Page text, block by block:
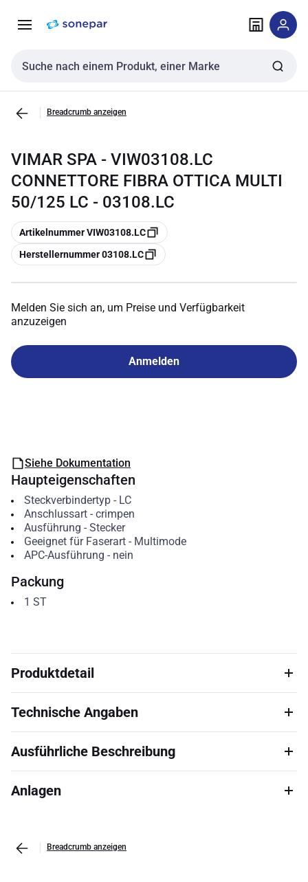
NavigationInhalt
Sucheingabe
Breadcrumb anzeigen
VIMAR SPA - VIW03108.LC
CONNETTORE FIBRA OTTICA MULTI
50/125 LC - 03108.LC
Kopieren
Artikelnummer VIW03108.LC
Kopieren
Herstellernummer 03108.LC
Melden Sie sich an, um Preise und Verfügbarkeit
anzuzeigen
Anmelden
Siehe Dokumentation
Haupteigenschaften
Steckverbindertyp- LC
Anschlussart- crimpen
Ausführung - Stecker
Geeignet für Faserart- Multimode
APC-Ausführung - nein
Packung
1 ST
Produktdetail
Technische Angaben
Ausführliche Beschreibung
Anlagen
Breadcrumb anzeigen